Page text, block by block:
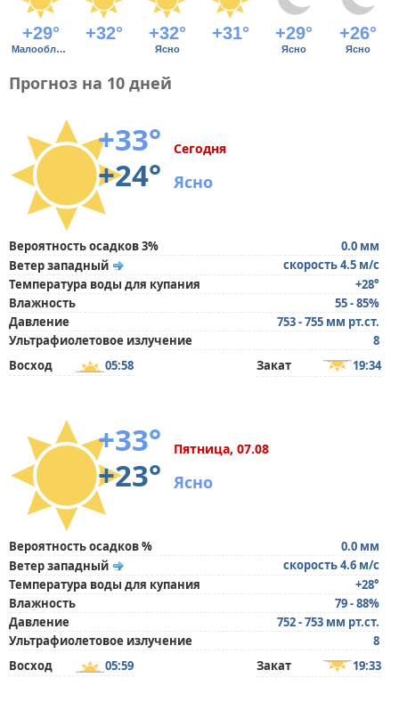
+29° +32° +32° +31° +29° +26°
Малооблачно Ясно Ясно Ясно
Прогноз на 10 дней
+33°
+24°
Сегодня
Ясно
Вероятность осадков 3%
0.0 мм
Ветер западный
скорость 4.5 м/с
Температура воды для купания
+28°
Влажность
55 - 85%
Давление
753 - 755 мм рт.ст.
Ультрафиолетовое излучение
8
Восход
05:58 Закат 19:34
+33°
+23°
Пятница, 07.08
Ясно
Вероятность осадков %
0.0 мм
Ветер западный
скорость 4.6 м/с
Температура воды для купания
+28°
Влажность
79 - 88%
Давление
752 - 753 мм рт.ст.
Ультрафиолетовое излучение
8
Восход
05:59 Закат 19:33